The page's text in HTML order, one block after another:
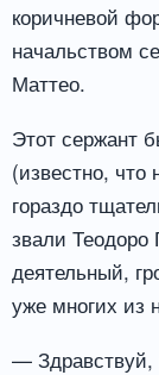
коричневой
начальством
Маттео.
Этот сержант
(известно, что
гораздо
звали Теодоро
деятельный,
уже многих из
— Здравствуй,